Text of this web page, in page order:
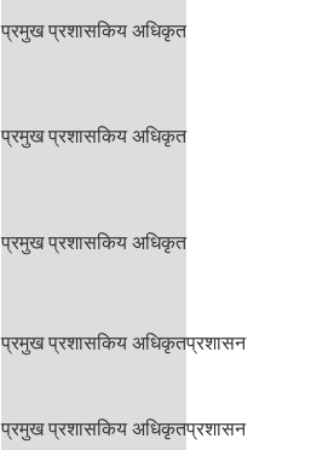
प्रमुख प्रशासकिय अधिकृत
प्रमुख प्रशासकिय अधिकृत
प्रमुख प्रशासकिय अधिकृत
प्रमुख प्रशासकिय अधिकृतप्रशासन
प्रमुख प्रशासकिय अधिकृतप्रशासन